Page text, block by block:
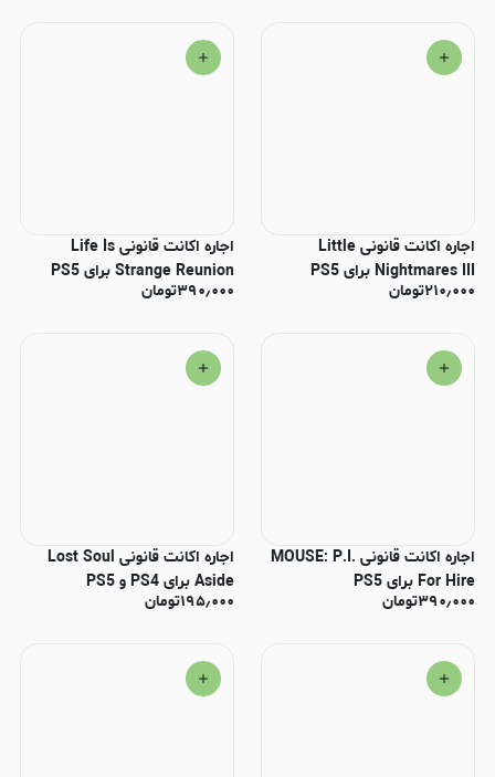
اجاره اکانت قانونی Little
Nightmares III برای PS5
۲۱۰٫۰۰۰تومان
اجاره اکانت قانونی Life Is
Strange Reunion برای PS5
۳۹۰٫۰۰۰تومان
اجاره اکانت قانونی MOUSE: P.I.
For Hire برای PS5
۳۹۰٫۰۰۰تومان
اجاره اکانت قانونی Lost Soul
Aside برای PS4 و PS5
۱۹۵٫۰۰۰تومان